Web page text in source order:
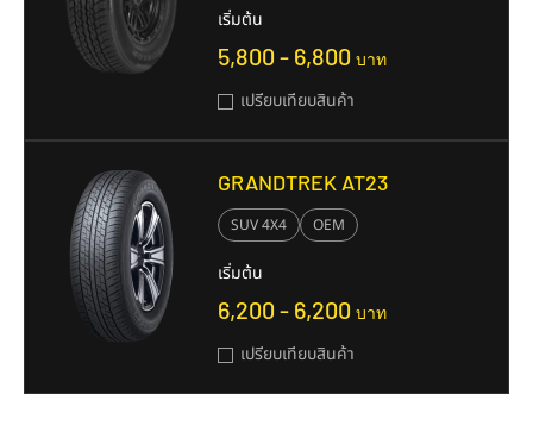
เริ่มต้น
5,800 - 6,800บาท
เปรียบเทียบสินค้า
GRANDTREK AT23
SUV 4X4 OEM
เริ่มต้น
6,200 - 6,200บาท
เปรียบเทียบสินค้า